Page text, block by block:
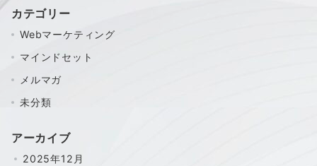
カテゴリー
Webマーケティング
マインドセット
メルマガ
未分類
アーカイブ
2025年12月